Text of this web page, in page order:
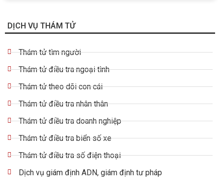
DỊCH VỤ THÁM TỬ
Thám tử tìm người
Thám tử điều tra ngoại tình
Thám tử theo dõi con cái
Thám tử điều tra nhân thân
Thám tử điều tra doanh nghiệp
Thám tử điều tra biển số xe
Thám tử điều tra số điện thoại
Dịch vụ giám định ADN, giám định tư pháp